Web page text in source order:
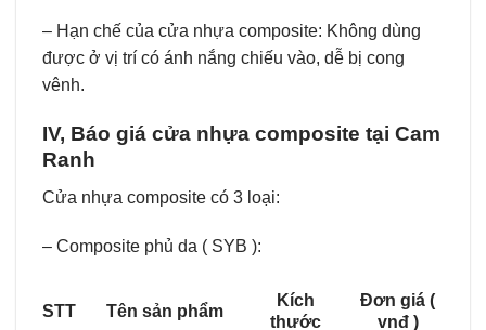
– Hạn chế của cửa nhựa composite: Không dùng
được ở vị trí có ánh nắng chiếu vào, dễ bị cong
vênh.
IV, Báo giá cửa nhựa composite tại Cam
Ranh
Cửa nhựa composite có 3 loại:
– Composite phủ da ( SYB ):
STT Tên sản phẩm
Kích
thước
Đơn giá (
vnđ )